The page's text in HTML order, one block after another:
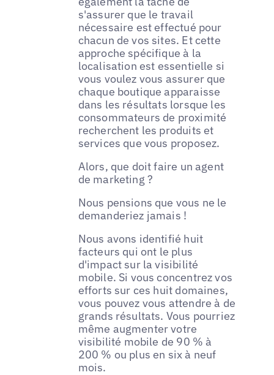
s'assurer que le travail
nécessaire est effectué pour
chacun de vos sites. Et cette
approche spécifique à la
localisation est essentielle si
vous voulez vous assurer que
chaque boutique apparaisse
dans les résultats lorsque les
consommateurs de proximité
recherchent les produits et
services que vous proposez.
Alors, que doit faire un agent
de marketing ?
Nous pensions que vous ne le
demanderiez jamais !
Nous avons identifié huit
facteurs qui ont le plus
d'impact sur la visibilité
mobile. Si vous concentrez vos
efforts sur ces huit domaines,
vous pouvez vous attendre à de
grands résultats. Vous pourriez
même augmenter votre
visibilité mobile de 90 % à
200 % ou plus en six à neuf
mois.